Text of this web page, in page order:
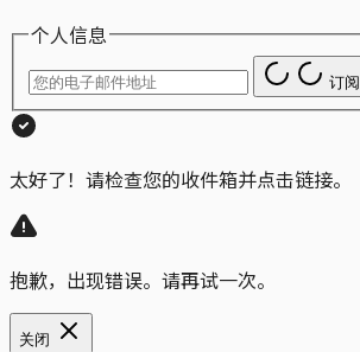
个人信息
订阅
太好了！请检查您的收件箱并点击链接。
抱歉，出现错误。请再试一次。
关闭